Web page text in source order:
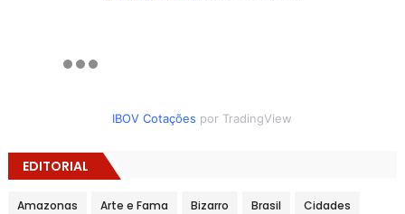
IBOV Cotações por TradingView
EDITORIAL
Amazonas Arte e Fama Bizarro Brasil Cidades